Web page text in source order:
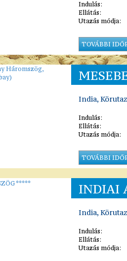
Indulás:
Ellátás:
Utazás módja:
TOVÁBBI
India,
Indulás:
Ellátás:
Utazás módja:
TOVÁBBI
INDIAI
India,
Indulás:
Ellátás:
Utazás módja: